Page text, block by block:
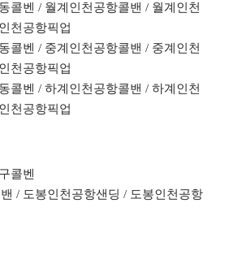
콜벤 / 월계인천공항콜밴 / 월계인천
천공항픽업
콜벤 / 중계인천공항콜밴 / 중계인천
천공항픽업
콜벤 / 하계인천공항콜밴 / 하계인천
천공항픽업
콜벤
/ 도봉인천공항샌딩 / 도봉인천공항